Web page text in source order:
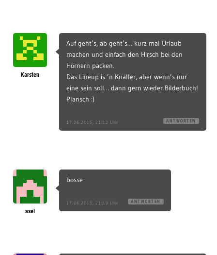
Karsten
Auf geht’s, ab geht’s… kurz mal Urlaub
machen und einfach den Hirsch bei den
Hörnern packen.
Das Lineup is ’n Knaller, aber wenn’s nur
eine sein soll… dann gern wieder Bilderbuch!
Plansch :)
17.06.2015, 21:12 Uhr ANTWORTEN
axel
bosse
17.06.2015, 21:19 Uhr ANTWORTEN